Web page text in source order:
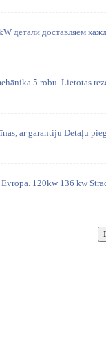
детали доставляем
5 robu. Lietotas
ar garantiju Detaļu
120kw 136 kw